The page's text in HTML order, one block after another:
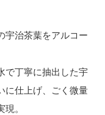
宇治茶葉をアルコー
で丁寧に抽出した宇
に仕上げ、ごく微量
。